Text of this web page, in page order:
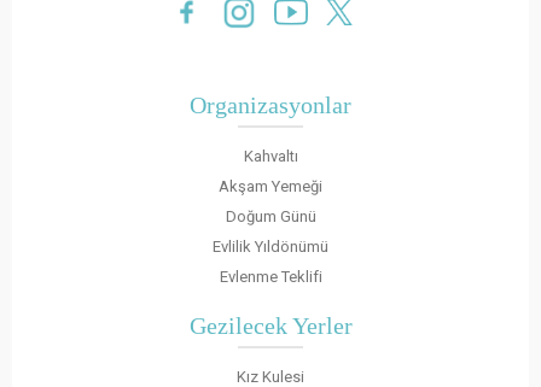
Organizasyonlar
Kahvaltı
Akşam Yemeği
Doğum Günü
Evlilik Yıldönümü
Evlenme Teklifi
Gezilecek Yerler
Kız Kulesi